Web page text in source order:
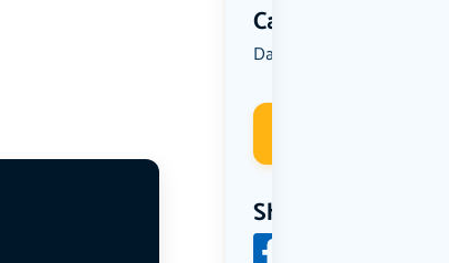
Categorie
Dansen
Share